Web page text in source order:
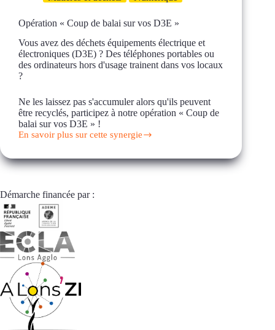
Opération « Coup de balai sur vos D3E »
Vous avez des déchets équipements électrique et
électroniques (D3E) ? Des téléphones portables ou
des ordinateurs hors d'usage trainent dans vos locaux
?
Ne les laissez pas s'accumuler alors qu'ils peuvent
être recyclés, participez à notre opération « Coup de
balai sur vos D3E » !
En savoir plus sur cette synergie
Opération
de
balai
vos
D3E »
Démarche financée par :